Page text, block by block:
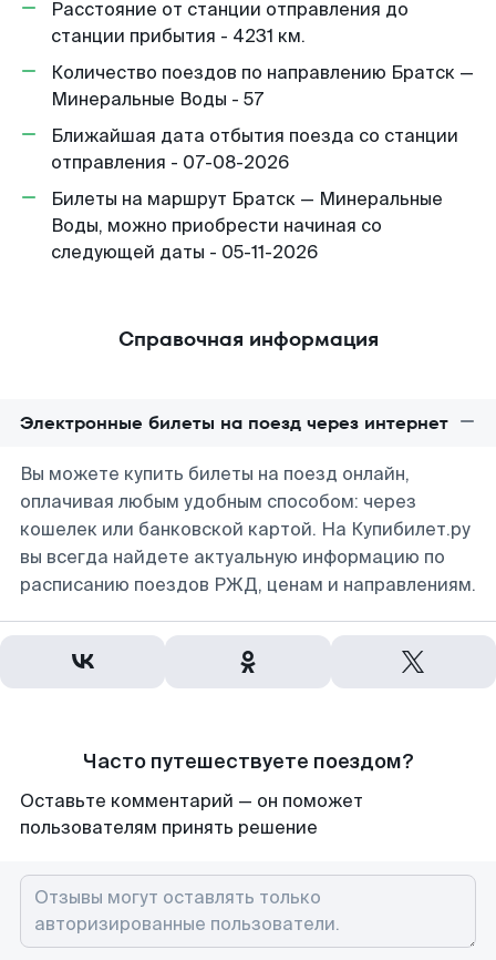
Расстояние от станции отправления до
станции прибытия - 4231 км.
Количество поездов по направлению Братск —
Минеральные Воды - 57
Ближайшая дата отбытия поезда со станции
отправления - 07-08-2026
Билеты на маршрут Братск — Минеральные
Воды, можно приобрести начиная со
следующей даты - 05-11-2026
Справочная информация
Электронные билеты на поезд через интернет
Вы можете купить билеты на поезд онлайн,
оплачивая любым удобным способом: через
кошелек или банковской картой. На Купибилет.ру
вы всегда найдете актуальную информацию по
расписанию поездов РЖД, ценам и направлениям.
Часто путешествуете поездом?
Оставьте комментарий — он поможет
пользователям принять решение